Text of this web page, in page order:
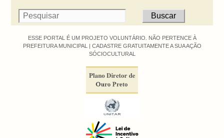
ESSE PORTAL É UM PROJETO VOLUNTÁRIO. NÃO PERTENCE À
PREFEITURA MUNICIPAL | CADASTRE GRATUITAMENTE A SUA AÇÃO
SÓCIOCULTURAL